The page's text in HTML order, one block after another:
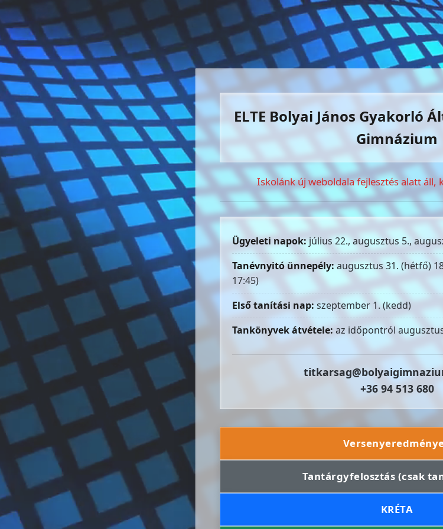
ELTE Bolyai János Gyakorló
Gimnázium
Iskolánk új weboldala fejlesztés alatt áll,
Ügyeleti napok:július 22., augusztus 5.,
Tanévnyitó ünnepély:augusztus 31. (hétfő)
17:45)
Első tanítási nap: szeptember 1. (kedd)
Tankönyvek átvétele: az időpontról
+36 94 513 680
Tantárgyfelosztás (csak
KRÉTA